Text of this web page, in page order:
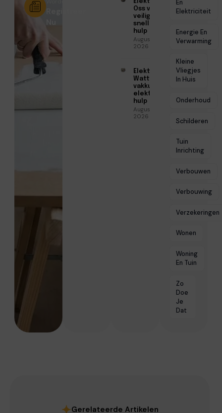
Elektricien
Oss voor
veilige en
snelle
hulp
Augustus 6,
2026
Elektricien
Watt voor
vakkundige
elektrische
hulp
Augustus 5,
2026
En
Elektriciteit
Energie En
Verwarming
Kleine
Vliegjes
In Huis
Onderhoud
Schilderen
Tuin
Inrichting
Verbouwen
Verbouwing
Verzekeringen
Wonen
Woning
En Tuin
Zo
Doe
Je
Dat
Registreer
Gerelateerde Artikelen